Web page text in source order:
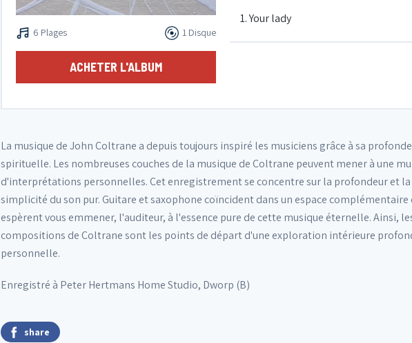
6 Plages 1 Disque
ACHETER L'ALBUM
1. Your lady
La musique de John Coltrane a depuis toujours inspiré les musiciens grâce à sa
spirituelle. Les nombreuses couches de la musique de Coltrane peuvent mener à une
d'interprétations personnelles. Cet enregistrement se concentre sur la profondeur et la
simplicité du son pur. Guitare et saxophone coïncident dans un espace complémentaire
espèrent vous emmener, l'auditeur, à l'essence pure de cette musique éternelle. Ainsi,
compositions de Coltrane sont les points de départ d'une exploration intérieure
personnelle.
Enregistré à Peter Hertmans Home Studio, Dworp (B)
share